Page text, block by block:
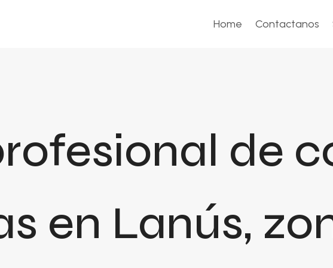
Home Contactanos
de
en Lanús,